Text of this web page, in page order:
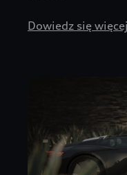
Dowiedz się więcej